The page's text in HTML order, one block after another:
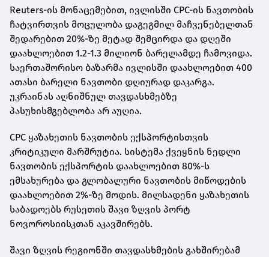
Reuters-ის მონაცემებით, ივლისში CPC-ის ნავთობის
ჩატვირთვის მოცულობა დაგეგმილ მაჩვენებელთან
შედარებით 20%-ზე მეტად შემცირდა და დღეში
დაახლოებით 1.2-1.3 მილიონ ბარელამდე ჩამოვიდა.
საერთაშორისო ბაზარმა ივლისში დაახლოებით 400
ათასი ბარელი ნავთობი დღიურად დაკარგა.
უკრაინას აღნიშნულ თავდასხმებზე
პასუხისმგებლობა არ აუღია.
CPC ყაზახეთის ნავთობის ექსპორტისთვის
კრიტიკული მარშრუტია. სისტემა ქვეყნის ნედლი
ნავთობის ექსპორტის დაახლოებით 80%-ს
ემსახურება და გლობალური ნავთობის მიწოდების
დაახლოებით 2%-ზე მოდის. მილსადენი ყაზახეთის
საბადოებს რუსეთის შავი ზღვის პორტ
ნოვოროსიისკთან აკავშირებს.
შავი ზღვის რეგიონში თავდასხმების გახშირებამ